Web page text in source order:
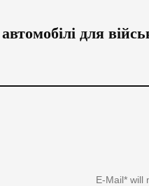
для